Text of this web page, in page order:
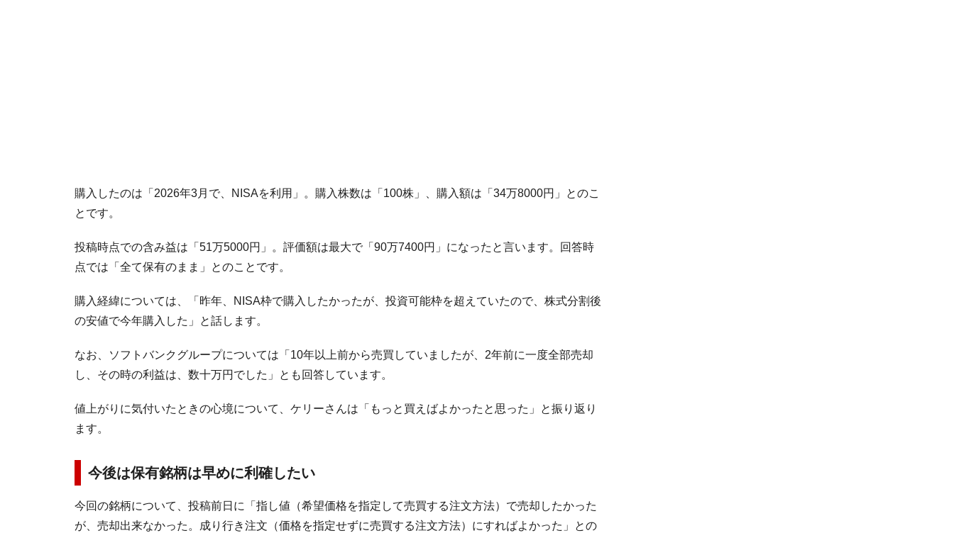
購入したのは「2026年3月で、NISAを利用」。購入株数は「100株」、購入額は「34万8000円」とのこ
とです。
投稿時点での含み益は「51万5000円」。評価額は最大で「90万7400円」になったと言います。回答時
点では「全て保有のまま」とのことです。
購入経緯については、「昨年、NISA枠で購入したかったが、投資可能枠を超えていたので、株式分割後
の安値で今年購入した」と話します。
なお、ソフトバンクグループについては「10年以上前から売買していましたが、2年前に一度全部売却
し、その時の利益は、数十万円でした」とも回答しています。
値上がりに気付いたときの心境について、ケリーさんは「もっと買えばよかったと思った」と振り返り
ます。
今後は保有銘柄は早めに利確したい
今回の銘柄について、投稿前日に「指し値（希望価格を指定して売買する注文方法）で売却したかった
が、売却出来なかった。成り行き注文（価格を指定せずに売買する注文方法）にすればよかった」との